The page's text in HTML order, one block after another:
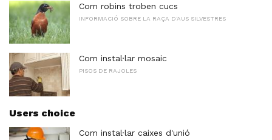
Com robins troben cucs
INFORMACIÓ SOBRE LA RAÇA D'AUS SILVESTRES
Com instal·lar mosaic
PISOS DE RAJOLES
Users choice
Com instal·lar caixes d'unió